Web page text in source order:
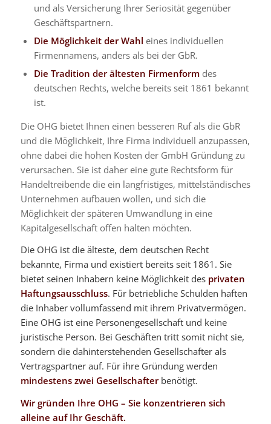
und als Versicherung Ihrer Seriosität gegenüber
Geschäftspartnern.
Die Möglichkeit der Wahl eines individuellen
Firmennamens, anders als bei der GbR.
Die Tradition der ältesten Firmenformdes
deutschen Rechts, welche bereits seit 1861 bekannt
ist.
Die OHG bietet Ihnen einen besseren Ruf als die GbR
und die Möglichkeit, Ihre Firma individuell anzupassen,
ohne dabei die hohen Kosten der GmbH Gründung zu
verursachen. Sie ist daher eine gute Rechtsform für
Handeltreibende die ein langfristiges, mittelständisches
Unternehmen aufbauen wollen, und sich die
Möglichkeit der späteren Umwandlung in eine
Kapitalgesellschaft offen halten möchten.
Die OHG ist die älteste, dem deutschen Recht
bekannte, Firma und existiert bereits seit 1861. Sie
bietet seinen Inhabern keine Möglichkeit des privaten
Haftungsausschluss. Für betriebliche Schulden haften
die Inhaber vollumfassend mit ihrem Privatvermögen.
Eine OHG ist eine Personengesellschaft und keine
juristische Person. Bei Geschäften tritt somit nicht sie,
sondern die dahinterstehenden Gesellschafter als
Vertragspartner auf. Für ihre Gründung werden
mindestens zwei Gesellschafterbenötigt.
Wir gründen Ihre OHG – Sie konzentrieren sich
alleine auf Ihr Geschäft.